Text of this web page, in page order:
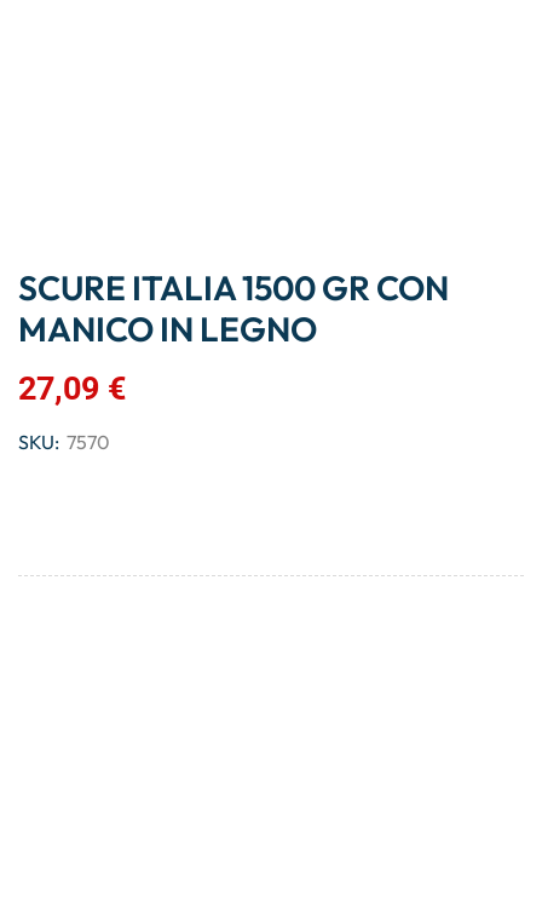
SCURE ITALIA 1500 GR CON
MANICO IN LEGNO
27,09 €
SKU: 7570